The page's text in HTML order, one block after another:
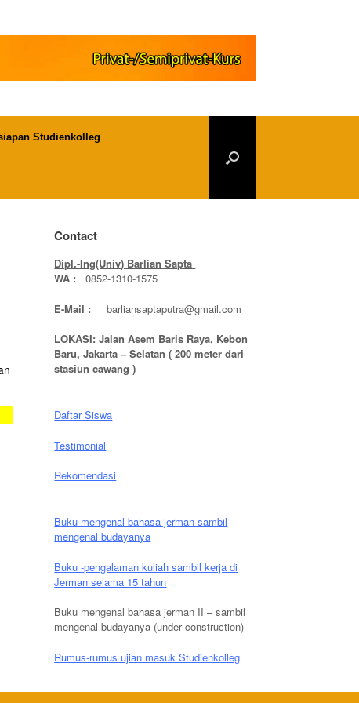
Studienkolleg
Contact
Dipl.-Ing(Univ) Barlian Sapta
WA :
0852-1310-1575
E-Mail : barliansaptaputra@gmail.com
LOKASI: Jalan Asem Baris Raya, Kebon
Baru, Jakarta – Selatan ( 200 meter dari
stasiun cawang )
Daftar Siswa
Testimonial
Rekomendasi
Buku mengenal bahasa jerman sambil
mengenal budayanya
Buku -pengalaman kuliah sambil kerja di
Jerman selama 15 tahun
Buku mengenal bahasa jerman II – sambil
mengenal budayanya (under construction)
Rumus-rumus ujian masuk Studienkolleg